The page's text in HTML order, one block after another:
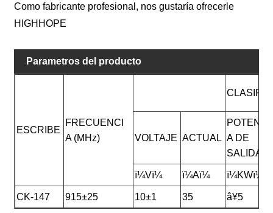
Como fabricante profesional, nos gustaría ofrecerle
HIGHHOPE
Parametros del producto
ESCRIBE
FRECUENCI
A (MHz)
VOLTAJE ACTUAL
POTENCI
A DE
SALIDA
ï¼Vï¼ ï¼Aï¼ ï¼KWï¼
CK-147 915±25 10±1 35 â¥5